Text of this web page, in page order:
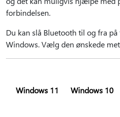
forbindelsen.
Du kan slå Bluetooth til og fra
Windows. Vælg den ønskede
Windows 11 Windows 10